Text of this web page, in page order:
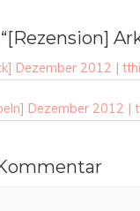
Dezember 2012 |
Dezember 2012 |